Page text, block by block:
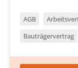
AGB
Bauträgervertrag